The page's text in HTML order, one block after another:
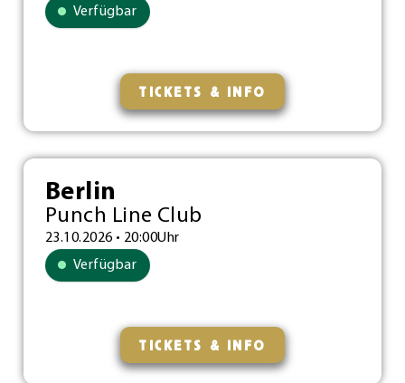
Verfügbar
TICKETS & INFO
Berlin
Punch Line Club
23.10.2026 • 20:00Uhr
Verfügbar
TICKETS & INFO